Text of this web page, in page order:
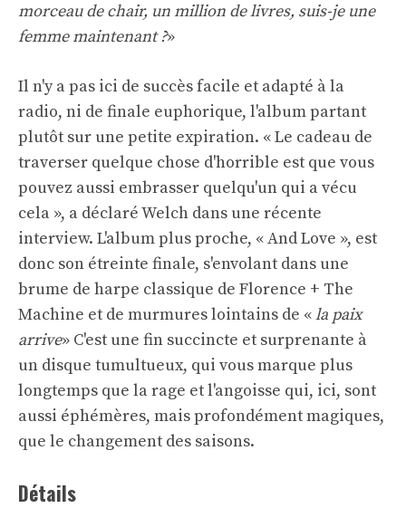
morceau de chair, un million de livres, suis-je une
femme maintenant ?»
Il n'y a pas ici de succès facile et adapté à la
radio, ni de finale euphorique, l'album partant
plutôt sur une petite expiration. « Le cadeau de
traverser quelque chose d'horrible est que vous
pouvez aussi embrasser quelqu'un qui a vécu
cela », a déclaré Welch dans une récente
interview. L'album plus proche, « And Love », est
donc son étreinte finale, s'envolant dans une
brume de harpe classique de Florence + The
Machine et de murmures lointains de «la paix
arrive» C'est une fin succincte et surprenante à
un disque tumultueux, qui vous marque plus
longtemps que la rage et l'angoisse qui, ici, sont
aussi éphémères, mais profondément magiques,
que le changement des saisons.
Détails